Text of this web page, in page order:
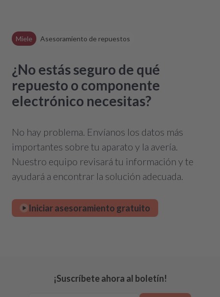
Miele Asesoramiento de repuestos
¿No estás seguro de qué
repuesto o componente
electrónico necesitas?
No hay problema. Envíanos los datos más
importantes sobre tu aparato y la avería.
Nuestro equipo revisará tu información y te
ayudará a encontrar la solución adecuada.
Iniciar asesoramiento gratuito
¡Suscríbete ahora al boletín!